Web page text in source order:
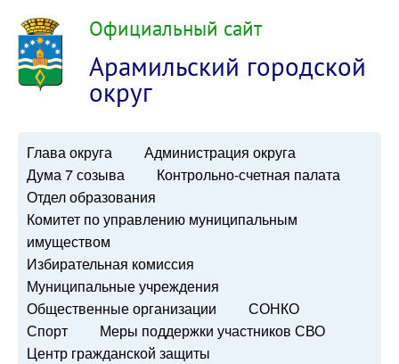
Официальный сайт
Арамильский городской
округ
Глава округа
Администрация округа
Дума 7 созыва
Контрольно-счетная палата
Отдел образования
Комитет по управлению муниципальным
имуществом
Избирательная комиссия
Муниципальные учреждения
Общественные организации
СОНКО
Спорт
Меры поддержки участников СВО
Центр гражданской защиты